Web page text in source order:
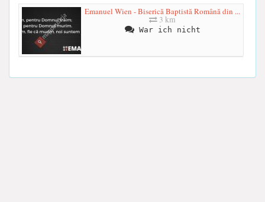
Emanuel Wien - Biserică Baptistă Română din ...
3 km
War ich nicht